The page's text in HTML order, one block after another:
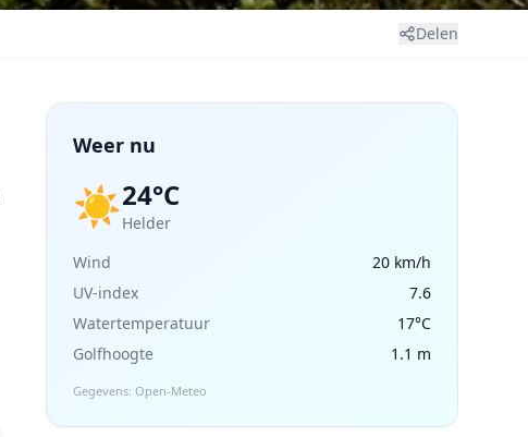
Delen
Weer nu
☀️24°C
Helder
Wind
20 km/h
UV-index
7.6
Watertemperatuur
17°C
Golfhoogte
1.1 m
Gegevens: Open-Meteo